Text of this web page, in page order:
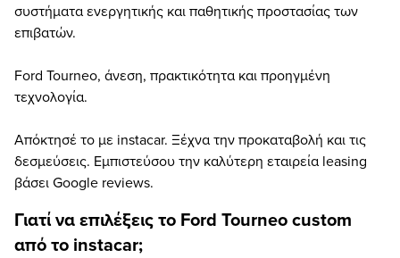
συστήματα ενεργητικής και παθητικής προστασίας των
επιβατών.
Ford Tourneo, άνεση, πρακτικότητα και προηγμένη
τεχνολογία.
Απόκτησέ το με instacar. Ξέχνα την προκαταβολή και τις
δεσμεύσεις. Εμπιστεύσου την καλύτερη εταιρεία leasing
βάσει Google reviews.
Γιατί να επιλέξεις το Ford Tourneo custom
από το instacar;